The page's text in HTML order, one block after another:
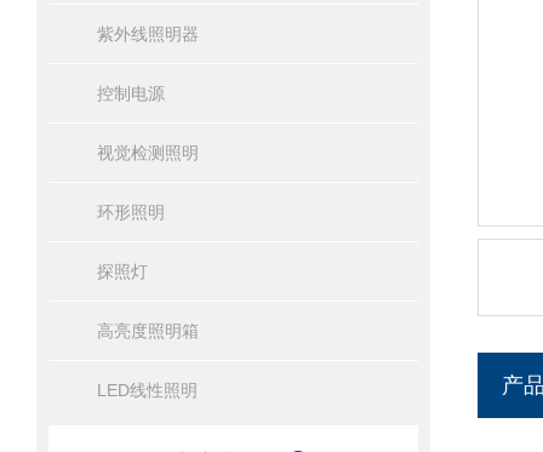
紫外线照明器
控制电源
视觉检测照明
环形照明
探照灯
高亮度照明箱
LED线性照明 产